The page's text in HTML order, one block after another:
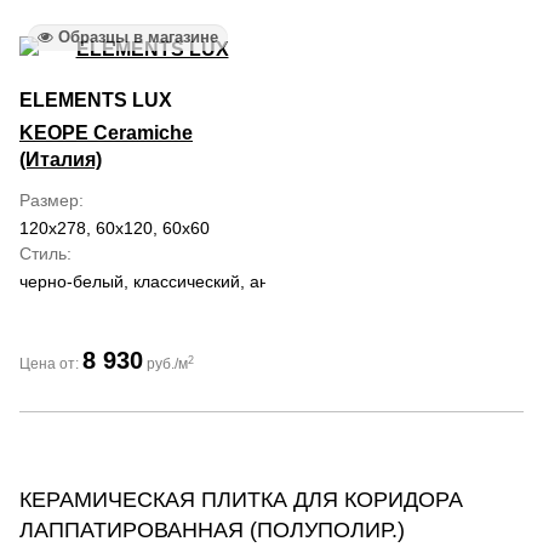
Образцы в магазине
ELEMENTS LUX
KEOPE Ceramiche
(Италия)
Размер
120x278, 60x120, 60x60
Стиль
черно-белый, классический, античный
Цена от: 8 930 руб./м2
КЕРАМИЧЕСКАЯ ПЛИТКА ДЛЯ КОРИДОРА
ЛАППАТИРОВАННАЯ (ПОЛУПОЛИР.)